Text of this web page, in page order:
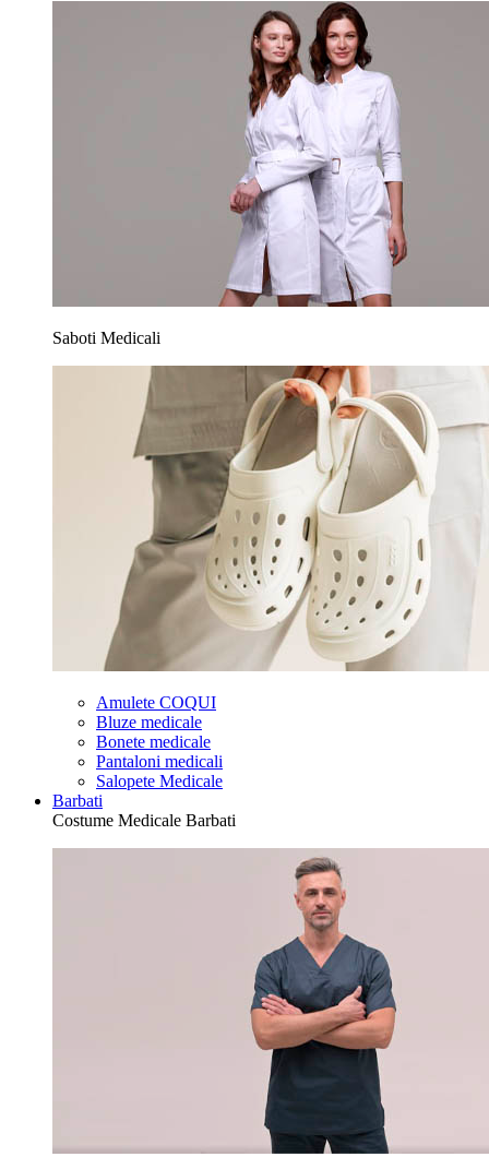
Saboti Medicali
Amulete COQUI
Bluze medicale
Bonete medicale
Pantaloni medicali
Salopete Medicale
Barbati
Costume Medicale Barbati